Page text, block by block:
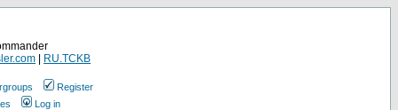
RU.TCKB
Register
Log in